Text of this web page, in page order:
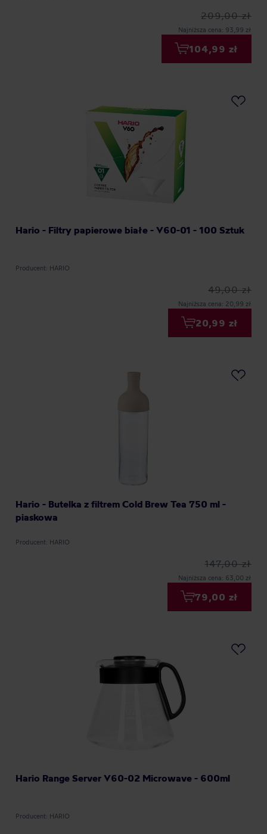
209,00 zł
Najniższa cena: 93,99 zł
104,99 zł
Hario - Filtry papierowe białe - V60-01 - 100 Sztuk
Producent: HARIO
49,00 zł
Najniższa cena: 20,99 zł
20,99 zł
Hario - Butelka z filtrem Cold Brew Tea 750 ml -
piaskowa
Producent: HARIO
147,00 zł
Najniższa cena: 63,00 zł
79,00 zł
Hario Range Server V60-02 Microwave - 600ml
Producent: HARIO